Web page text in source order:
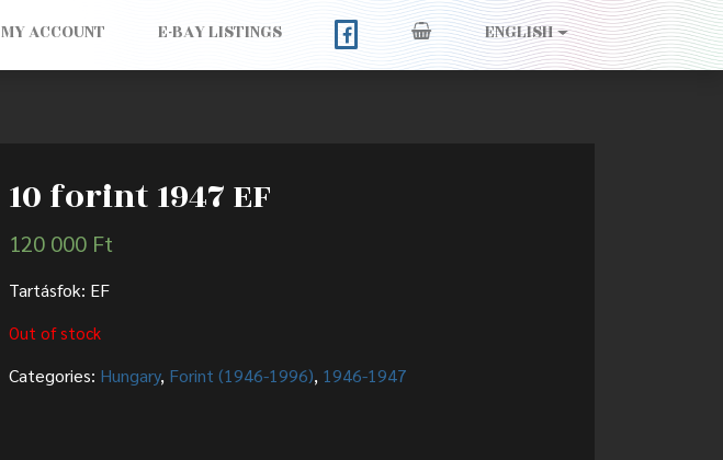
MY ACCOUNT E-BAY LISTINGS ENGLISH
10 forint 1947 EF
120 000 Ft
Tartásfok: EF
Out of stock
Categories: Hungary, Forint (1946-1996), 1946-1947